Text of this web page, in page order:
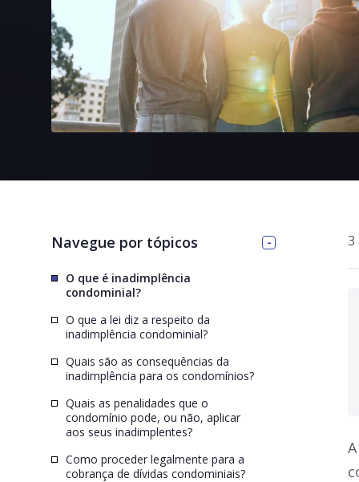
Navegue por tópicos
O que é inadimplência
condominial?
O que a lei diz a respeito da
inadimplência condominial?
Quais são as consequências da
inadimplência para os condomínios?
Quais as penalidades que o
condomínio pode, ou não, aplicar
aos seus inadimplentes?
Como proceder legalmente para a
cobrança de dívidas condominiais?
3